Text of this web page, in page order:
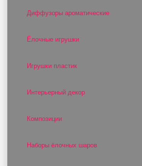
Диффузоры ароматические
Ёлочные игрушки
Игрушки пластик
Интерьерный декор
Композиции
Наборы ёлочных шаров